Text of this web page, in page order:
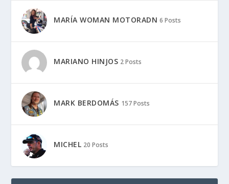
MARÍA WOMAN MOTORADN 6 Posts
MARIANO HINJOS 2 Posts
MARK BERDOMÁS 157 Posts
MICHEL 20 Posts